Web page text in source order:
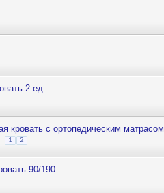
2 ед
кровать с ортопедическим матрасом
1 2
90/190